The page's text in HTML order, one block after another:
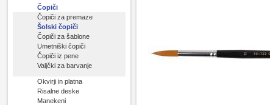
Čopiči
Čopiči za premaze
Šolski čopiči
Čopiči za šablone
Umetniški čopiči
Čopiči iz pene
Valjčki za barvanje
Okvirji in platna
Risalne deske
Manekeni